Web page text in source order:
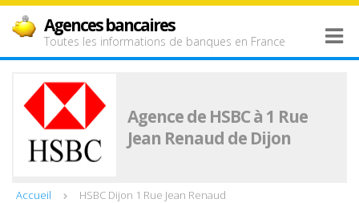
Agences bancaires
Toutes les informations de banques en France
Agence de HSBC à 1 Rue
Jean Renaud de Dijon
Accueil HSBC Dijon 1 Rue Jean Renaud